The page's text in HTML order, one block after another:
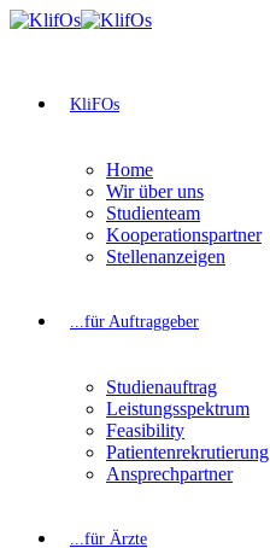
KliFOs
Home
Wir über uns
Studienteam
Kooperationspartner
Stellenanzeigen
...für Auftraggeber
Studienauftrag
Leistungsspektrum
Feasibility
Patientenrekrutierung
Ansprechpartner
...für Ärzte